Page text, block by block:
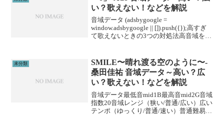
い？歌えない！などを解説
音域データ (adsbygoogle =
window.adsbygoogle || []).push({});高すぎ
て歌えないときの3つの対処法高音域を広
ルに通うこと...
未分類
SMILE〜晴れ渡る空のように〜-
桑田佳祐 音域データ～高い？広
い？歌えない！などを解説
音域データ最低音mid1B最高音mid2G音域
指数20音域レンジ（狭い/普通/広い）広い
テンポ（ゆっくり/普通/速い）普通難易度